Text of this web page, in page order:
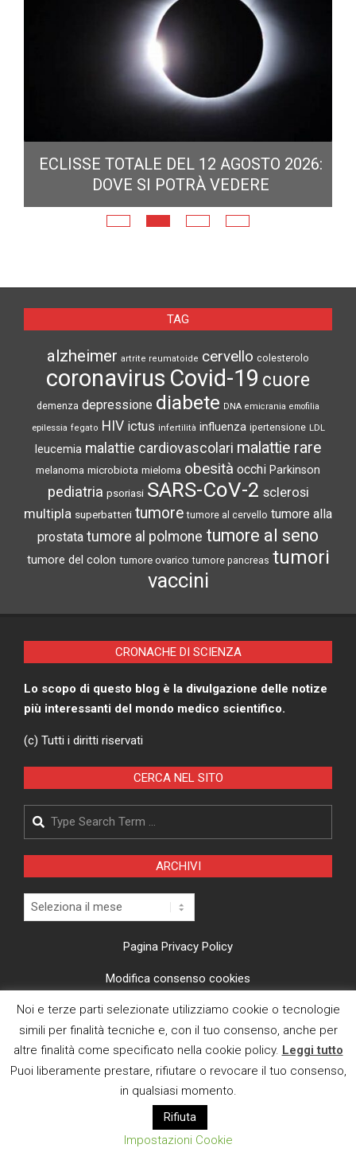
ECLISSE TOTALE DEL 12 AGOSTO 2026:
DOVE SI POTRÀ VEDERE
TAG
alzheimer artrite reumatoide cervello colesterolo
coronavirus Covid-19 cuore
demenza depressione diabete DNA emicrania emofilia
epilessia fegato HIV ictus infertilità influenza ipertensione LDL
leucemia malattie cardiovascolari malattie rare
melanoma microbiota mieloma obesità occhi Parkinson
pediatria psoriasi SARS-CoV-2 sclerosi
multipla superbatteri tumore tumore al cervello tumore alla
prostata tumore al polmone tumore al seno
tumore del colon tumore ovarico tumore pancreas tumori
vaccini
CRONACHE DI SCIENZA
Lo scopo di questo blog è la divulgazione delle notize
più interessanti del mondo medico scientifico.
(c) Tutti i diritti riservati
CERCA NEL SITO
Search
ARCHIVI
Archivi
Pagina Privacy Policy
Modifica consenso cookies
CI TROVI ANCHE SU
E MAIL
Noi e terze parti selezionate utilizziamo cookie o tecnologie
simili per finalità tecniche e, con il tuo consenso, anche per
altre finalità come specificato nella cookie policy. Leggi tutto
Puoi liberamente prestare, rifiutare o revocare il tuo consenso,
in qualsiasi momento.
Rifiuta
Impostazioni Cookie